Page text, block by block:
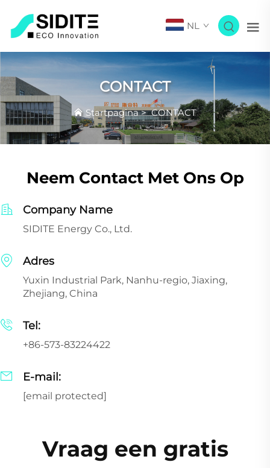
NL
CONTACT
Startpagina>CONTACT
Neem Contact Met Ons Op
Company Name
SIDITE Energy Co., Ltd.
Adres
Yuxin Industrial Park, Nanhu-regio, Jiaxing,
Zhejiang, China
Tel:
+86-573-83224422
E-mail:
[email protected]
Vraag een gratis